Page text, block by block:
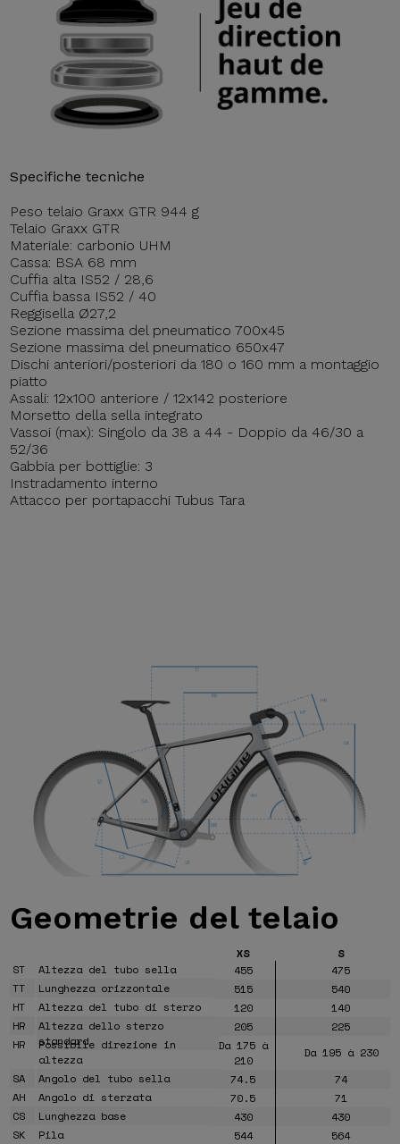
Specifiche tecniche
Peso telaio Graxx GTR 944 g
Telaio Graxx GTR
Materiale: carbonio UHM
Cassa: BSA 68 mm
Cuffia alta IS52 / 28,6
Cuffia bassa IS52 / 40
Reggisella Ø27,2
Sezione massima del pneumatico 700x45
Sezione massima del pneumatico 650x47
Dischi anteriori/posteriori da 180 o 160 mm a montaggio
piatto
Assali: 12x100 anteriore / 12x142 posteriore
Morsetto della sella integrato
Vassoi (max): Singolo da 38 a 44 - Doppio da 46/30 a
52/36
Gabbia per bottiglie: 3
Instradamento interno
Attacco per portapacchi Tubus Tara
Geometrie del telaio
XS
S
ST
Altezza del tubo sella 455
475
TT
Lunghezza orizzontale 515
540
HT
Altezza del tubo di sterzo 120
140
HR
Altezza dello sterzo
standard
205
225
HR
Possibile direzione in
altezza
Da 175 à
210
Da 195 à 230
SA
Angolo del tubo sella 74.5
74
AH
Angolo di sterzata 70.5
71
CS
Lunghezza base 430
430
SK
Pila 544
564